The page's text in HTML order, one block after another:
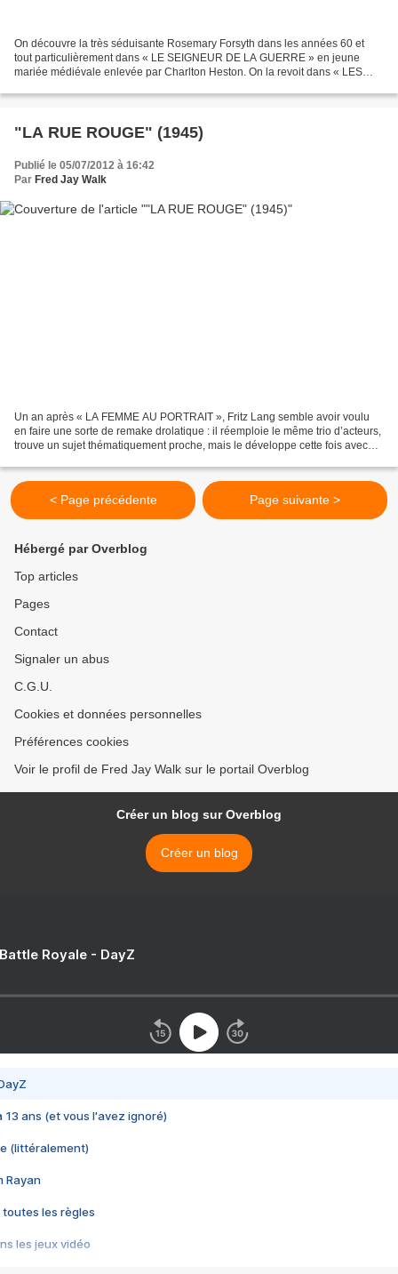
On découvre la très séduisante Rosemary Forsyth dans les années 60 et
tout particulièrement dans « LE SEIGNEUR DE LA GUERRE » en jeune
mariée médiévale enlevée par Charlton Heston. On la revoit dans « LES
"LA RUE ROUGE" (1945)
Publié le 05/07/2012 à 16:42
Par Fred Jay Walk
Un an après « LA FEMME AU PORTRAIT », Fritz Lang semble avoir voulu
en faire une sorte de remake drolatique : il réemploie le même trio d’acteurs,
trouve un sujet thématiquement proche, mais le développe cette fois avec
< Page précédente Page suivante >
Hébergé par Overblog
Top articles
Pages
Contact
Signaler un abus
C.G.U.
Cookies et données personnelles
Préférences cookies
Voir le profil de Fred Jay Walk sur le portail Overblog
Créer un blog sur Overblog
Créer un blog
Royale - DayZ
13 ans (et vous l'avez ignoré)
(littéralement)
Rayan
toutes les règles
les jeux vidéo